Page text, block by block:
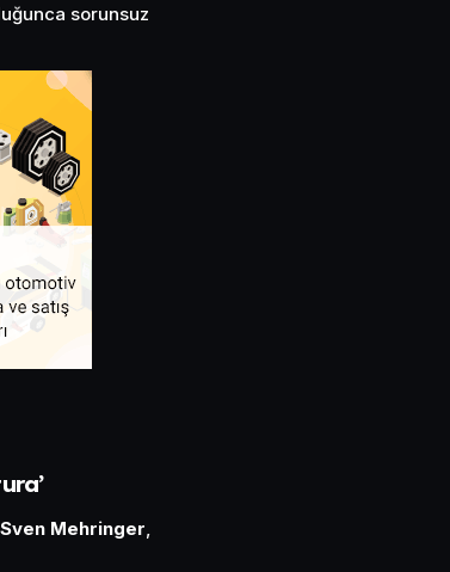
sorunsuz
Sven Mehringer,